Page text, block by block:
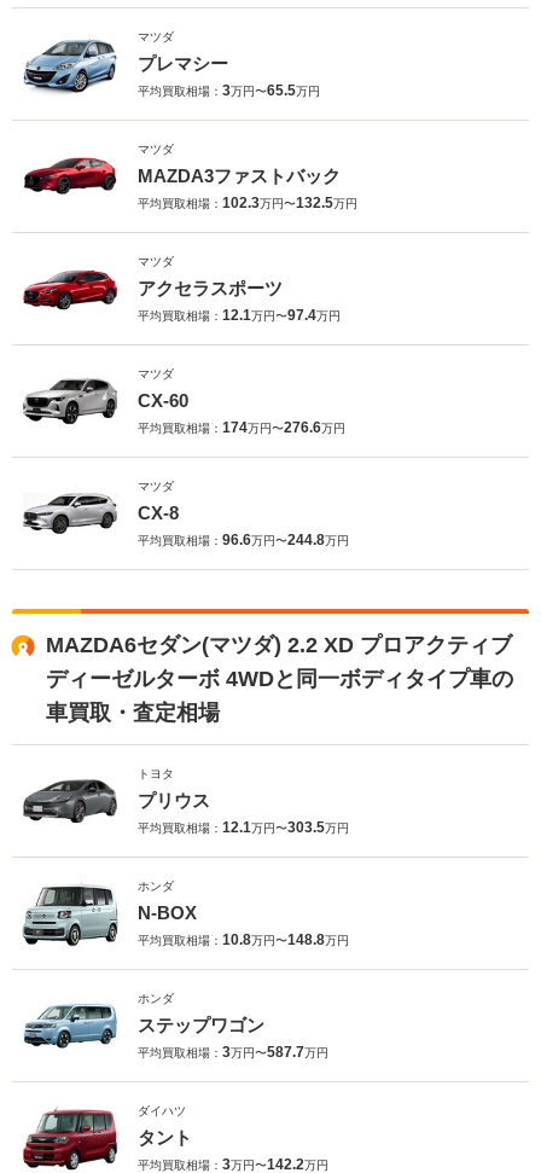
マツダ
プレマシー
平均買取相場： 3万円〜65.5万円
マツダ
MAZDA3ファストバック
平均買取相場： 102.3万円〜132.5万円
マツダ
アクセラスポーツ
平均買取相場： 12.1万円〜97.4万円
マツダ
CX-60
平均買取相場： 174万円〜276.6万円
マツダ
CX-8
平均買取相場： 96.6万円〜244.8万円
MAZDA6セダン(マツダ) 2.2 XD プロアクティブ
ディーゼルターボ 4WDと同一ボディタイプ車の
車買取・査定相場
トヨタ
プリウス
平均買取相場： 12.1万円〜303.5万円
ホンダ
N-BOX
平均買取相場： 10.8万円〜148.8万円
ホンダ
ステップワゴン
平均買取相場： 3万円〜587.7万円
ダイハツ
タント
平均買取相場： 3万円〜142.2万円